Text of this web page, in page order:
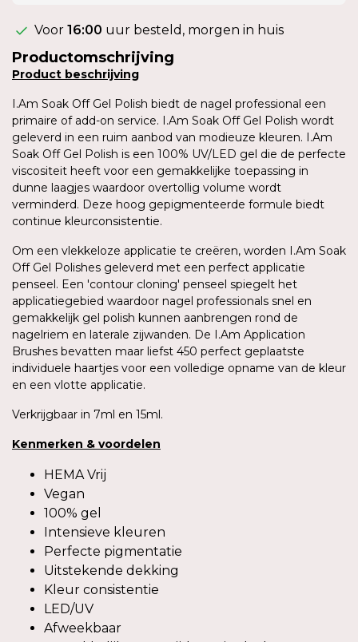
Voor 16:00 uur besteld, morgen in huis
Productomschrijving
Product beschrijving
I.Am Soak Off Gel Polish biedt de nagel professional een
primaire of add-on service. I.Am Soak Off Gel Polish wordt
geleverd in een ruim aanbod van modieuze kleuren. I.Am
Soak Off Gel Polish is een 100% UV/LED gel die de perfecte
viscositeit heeft voor een gemakkelijke toepassing in
dunne laagjes waardoor overtollig volume wordt
verminderd. Deze hoog gepigmenteerde formule biedt
continue kleurconsistentie.
Om een vlekkeloze applicatie te creëren, worden I.Am Soak
Off Gel Polishes geleverd met een perfect applicatie
penseel. Een 'contour cloning' penseel spiegelt het
applicatiegebied waardoor nagel professionals snel en
gemakkelijk gel polish kunnen aanbrengen rond de
nagelriem en laterale zijwanden. De I.Am Application
Brushes bevatten maar liefst 450 perfect geplaatste
individuele haartjes voor een volledige opname van de kleur
en een vlotte applicatie.
Verkrijgbaar in 7ml en 15ml.
Kenmerken & voordelen
HEMA Vrij
Vegan
100% gel
Intensieve kleuren
Perfecte pigmentatie
Uitstekende dekking
Kleur consistentie
LED/UV
Afweekbaar